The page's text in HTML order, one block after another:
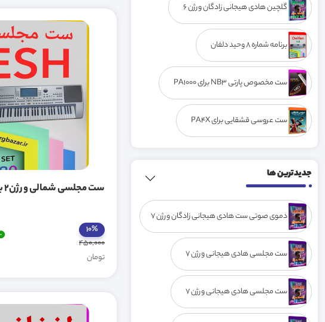
گلچین هادی هیجانی زادگان ورژن 6
برنامه شماره 8 وحید دلفان
ست مخصوص پارتی NB3 برای PA1000
ست عروسی قشقایی برای PA4X
جدیدترین ها
دموی صوتی ست هادی هیجانی زادگان ورژن 7
ست مجلسی هادی هیجانی ورژن 7
ست مجلسی هادی هیجانی ورژن 7
ست مجلسی شمالی ورژن2 برای PA80
10%
450,000
تومان